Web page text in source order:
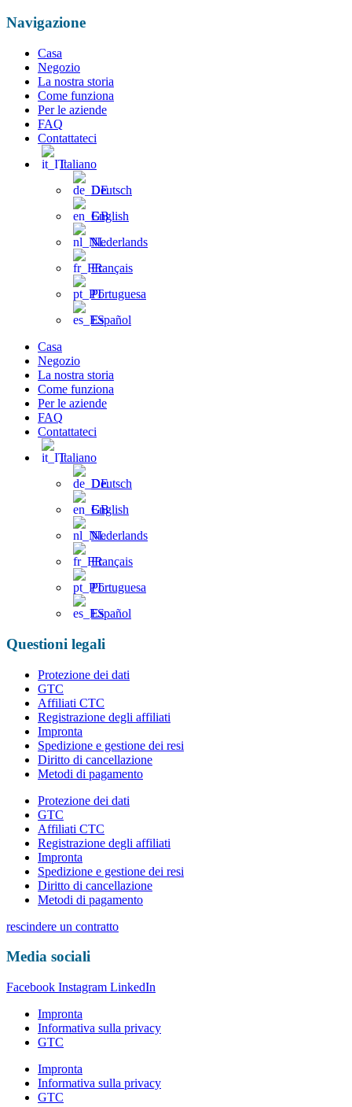
Navigazione
Casa
Negozio
La nostra storia
Come funziona
Per le aziende
FAQ
Contattateci
Italiano
Deutsch
English
Nederlands
Français
Portuguesa
Español
Casa
Negozio
La nostra storia
Come funziona
Per le aziende
FAQ
Contattateci
Italiano
Deutsch
English
Nederlands
Français
Portuguesa
Español
Questioni legali
Protezione dei dati
GTC
Affiliati CTC
Registrazione degli affiliati
Impronta
Spedizione e gestione dei resi
Diritto di cancellazione
Metodi di pagamento
Protezione dei dati
GTC
Affiliati CTC
Registrazione degli affiliati
Impronta
Spedizione e gestione dei resi
Diritto di cancellazione
Metodi di pagamento
rescindere un contratto
Media sociali
Facebook Instagram LinkedIn
Impronta
Informativa sulla privacy
GTC
Impronta
Informativa sulla privacy
GTC